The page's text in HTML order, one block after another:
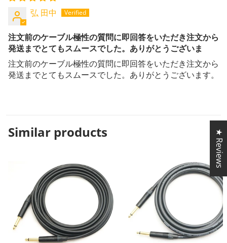
弘 田中
注文前のケーブル極性の質問に即回答をいただき注文から
発送までとてもスムースでした。ありがとうございま
注文前のケーブル極性の質問に即回答をいただき注文から
発送までとてもスムースでした。ありがとうございます。
Similar products ★ Reviews